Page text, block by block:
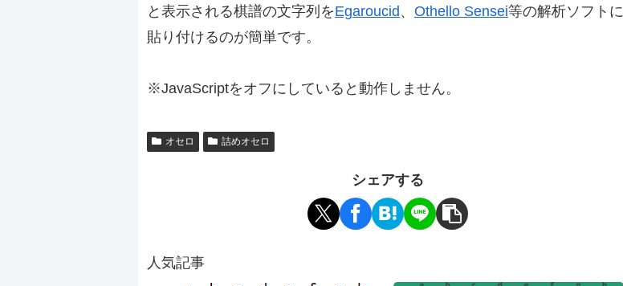
と表示される棋譜の文字列をEgaroucid、 Othello Sensei等の解析ソフトに
貼り付けるのが簡単です。
※JavaScriptをオフにしていると動作しません。
オセロ 詰めオセロ
シェアする
人気記事